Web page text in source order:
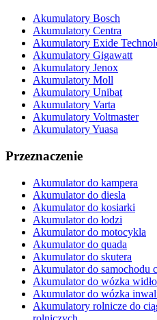
Akumulatory Bosch
Akumulatory Centra
Akumulatory Exide
Akumulatory Gigawatt
Akumulatory Jenox
Akumulatory Moll
Akumulatory Unibat
Akumulatory Varta
Akumulatory Voltmaster
Akumulatory Yuasa
Przeznaczenie
Akumulator do kampera
Akumulator do diesla
Akumulator do kosiarki
Akumulator do łodzi
Akumulator do motocykla
Akumulator do quada
Akumulator do skutera
Akumulator do samochodu
Akumulator do wózka
Akumulator do wózka
Akumulatory rolnicze do